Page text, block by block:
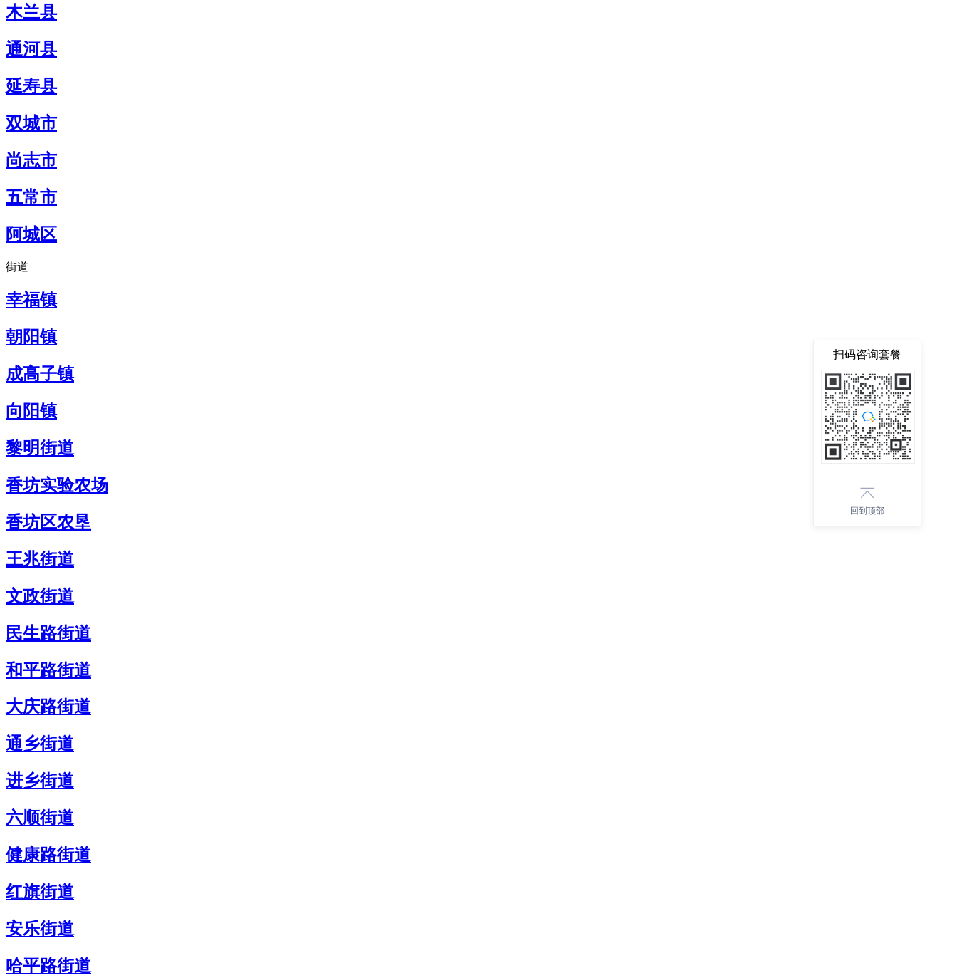
木兰县
通河县
延寿县
双城市
尚志市
五常市
阿城区
街道
幸福镇
朝阳镇
成高子镇
向阳镇
黎明街道
香坊实验农场
香坊区农垦
王兆街道
文政街道
民生路街道
和平路街道
大庆路街道
通乡街道
进乡街道
六顺街道
健康路街道
红旗街道
安乐街道
哈平路街道
扫码咨询套餐
回到顶部